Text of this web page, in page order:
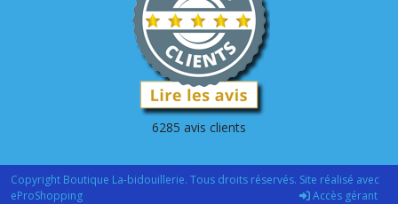
6285 avis clients
Copyright Boutique La-bidouillerie. Tous droits réservés. Site réalisé avec
eProShopping
Accès gérant